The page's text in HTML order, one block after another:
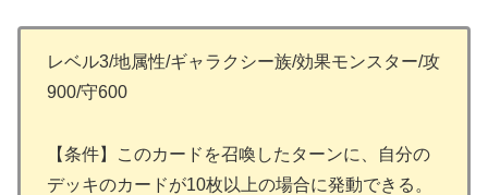
レベル3/地属性/ギャラクシー族/効果モンスター/攻
900/守600
【条件】このカードを召喚したターンに、自分の
デッキのカードが10枚以上の場合に発動できる。